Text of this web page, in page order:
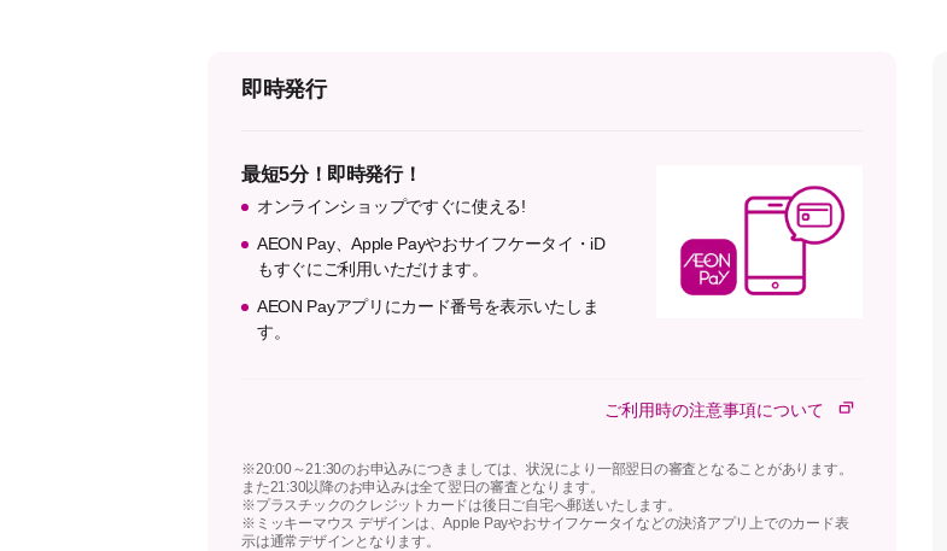
即時発行
最短5分！即時発行！
オンラインショップですぐに使える!
AEON Pay、Apple Payやおサイフケータイ・iD
もすぐにご利用いただけます。
AEON Payアプリにカード番号を表示いたしま
す。
ご利用時の注意事項について
※20:00～21:30のお申込みにつきましては、状況により一部翌日の審査となることがあります。
また21:30以降のお申込みは全て翌日の審査となります。
※プラスチックのクレジットカードは後日ご自宅へ郵送いたします。
※ミッキーマウス デザインは、Apple Payやおサイフケータイなどの決済アプリ上でのカード表
示は通常デザインとなります。